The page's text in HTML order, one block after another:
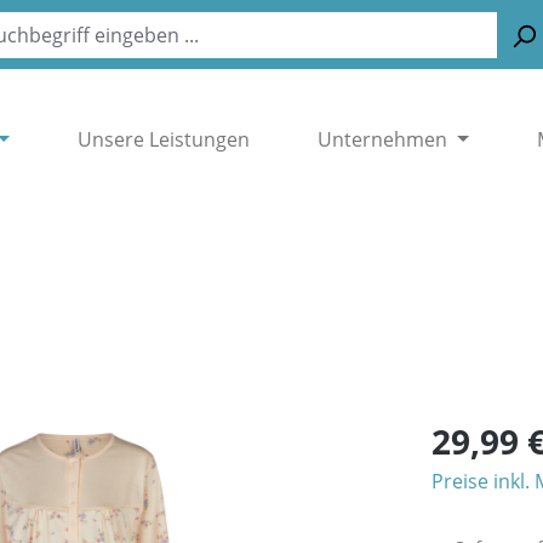
Unsere Leistungen Unternehmen
29,99
Preise inkl.